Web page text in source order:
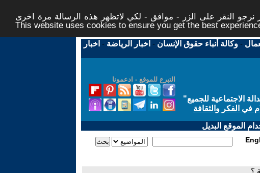
النقر على الزر - موافق - لكي لاتظهر هذه الرسالة مرة اخرى -
This website uses cookies to ensure you get the best
-وكالة أنباء حقوق الإنسان - اخبار الرياضة - اخبار
التبرع للموقع - ادعمونا
الاجتماعية للجميع"
في الفكر والثقافة
الموقع البديل